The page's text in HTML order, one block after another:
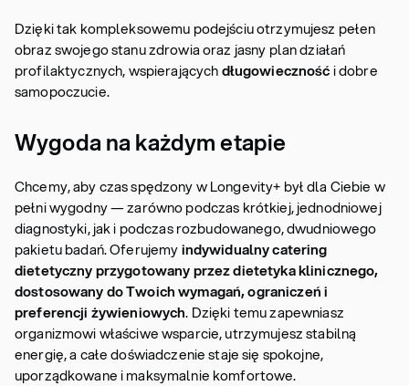
Dzięki tak kompleksowemu podejściu otrzymujesz pełen
obraz swojego stanu zdrowia oraz jasny plan działań
profilaktycznych, wspierającychdługowiecznośći dobre
samopoczucie.
Wygoda na każdym etapie
Chcemy, aby czas spędzony w Longevity+ był dla Ciebie w
pełni wygodny — zarówno podczas krótkiej, jednodniowej
diagnostyki, jak i podczas rozbudowanego, dwudniowego
pakietu badań. Oferujemyindywidualny catering
dietetyczny przygotowany przez dietetyka klinicznego,
dostosowany do Twoich wymagań, ograniczeń i
preferencji żywieniowych. Dzięki temu zapewniasz
organizmowi właściwe wsparcie, utrzymujesz stabilną
energię, a całe doświadczenie staje się spokojne,
uporządkowane i maksymalnie komfortowe.